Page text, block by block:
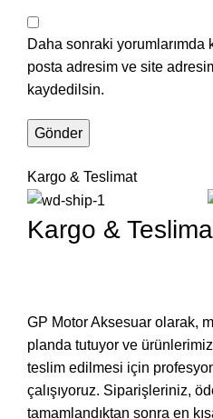
Daha sonraki yorumlarımda
posta adresim ve site
kaydedilsin.
Kargo & Teslimat
Kargo &
GP Motor Aksesuar olarak,
planda tutuyor ve
teslim edilmesi için
çalışıyoruz. Siparişleriniz,
tamamlandıktan sonra en